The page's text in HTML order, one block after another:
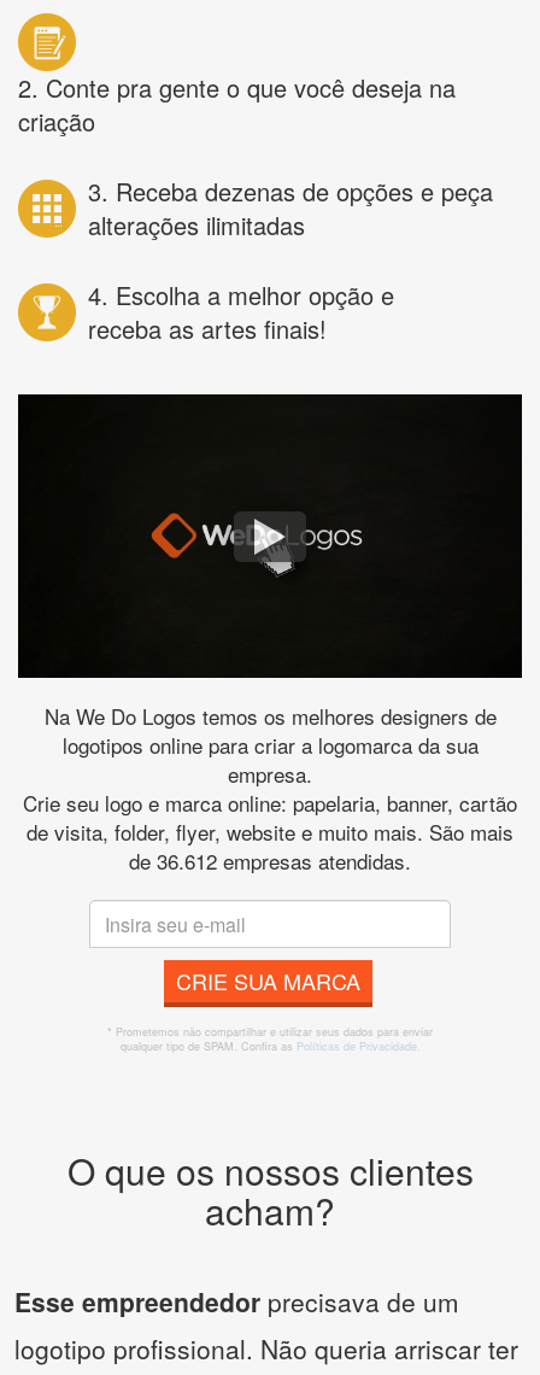
2. Conte pra gente o que você deseja na
criação
3. Receba dezenas de opções e peça
alterações ilimitadas
4. Escolha a melhor opção e
receba as artes finais!
Na We Do Logos temos os melhores designers de
logotipos online para criar a logomarca da sua
empresa.
Crie seu logo e marca online: papelaria, banner, cartão
de visita, folder, flyer, website e muito mais. São mais
de 36.612 empresas atendidas.
CRIE SUA MARCA
* Prometemos não compartilhar e utilizar seus dados para enviar
qualquer tipo de SPAM. Confira as Políticas de Privacidade.
O que os nossos clientes
acham?
Esse empreendedor precisava de um
logotipo profissional. Não queria arriscar ter